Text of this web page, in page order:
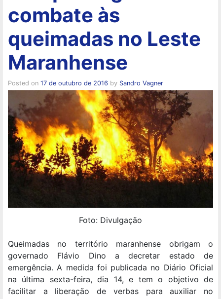
combate às
queimadas no Leste
Maranhense
Posted on 17 de outubro de 2016 by Sandro Vagner
Foto: Divulgação
Queimadas no território maranhense obrigam o
governado Flávio Dino a decretar estado de
emergência. A medida foi publicada no Diário Oficial
na última sexta-feira, dia 14, e tem o objetivo de
facilitar a liberação de verbas para auxiliar no